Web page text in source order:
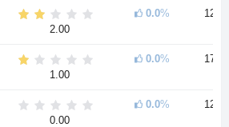
2.00
0.0% 12
1.00
0.0% 17
0.00
0.0% 12